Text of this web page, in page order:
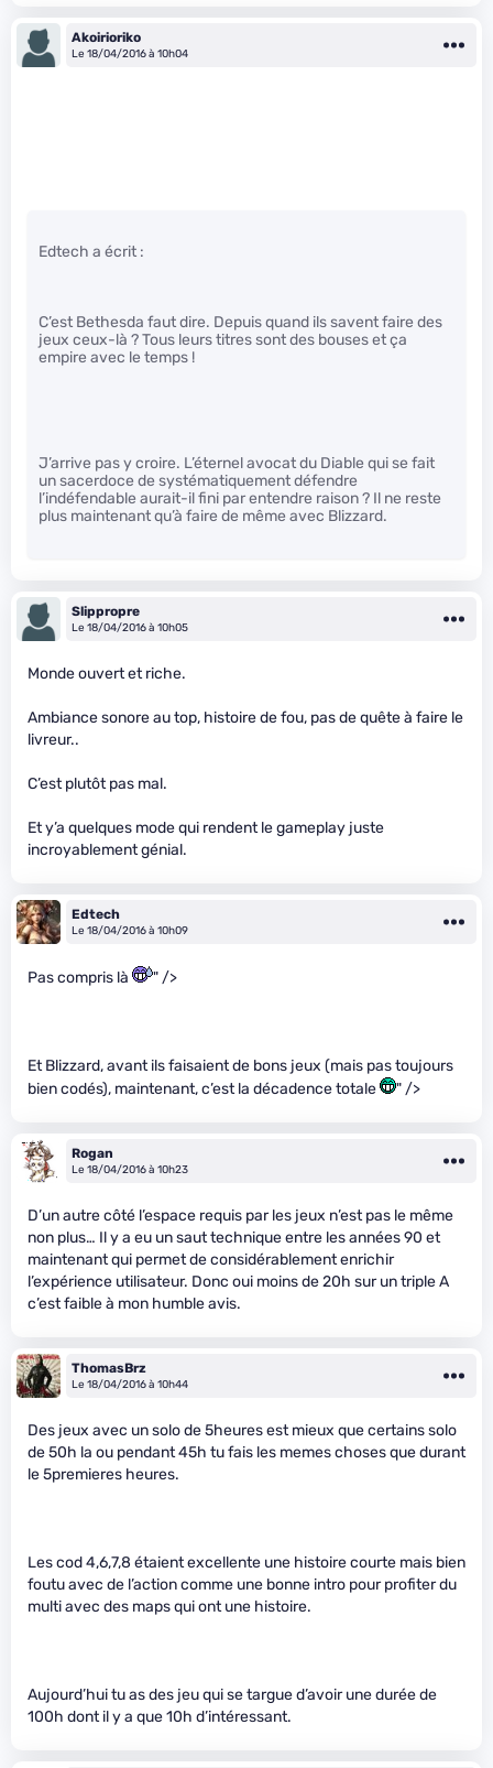
Akoirioriko
Le 18/04/2016 à 10h04
Edtech a écrit :
C’est Bethesda faut dire. Depuis quand ils savent faire des
jeux ceux-là ? Tous leurs titres sont des bouses et ça
empire avec le temps !
J’arrive pas y croire. L’éternel avocat du Diable qui se fait
un sacerdoce de systématiquement défendre
l’indéfendable aurait-il fini par entendre raison ? Il ne reste
plus maintenant qu’à faire de même avec Blizzard.
Slippropre
Le 18/04/2016 à 10h05
Monde ouvert et riche.
Ambiance sonore au top, histoire de fou, pas de quête à faire le
livreur..
C’est plutôt pas mal.
Et y’a quelques mode qui rendent le gameplay juste
incroyablement génial.
Edtech
Le 18/04/2016 à 10h09
Pas compris là " />
Et Blizzard, avant ils faisaient de bons jeux (mais pas toujours
bien codés), maintenant, c’est la décadence totale
" />
Rogan
Le 18/04/2016 à 10h23
D’un autre côté l’espace requis par les jeux n’est pas le même
non plus… Il y a eu un saut technique entre les années 90 et
maintenant qui permet de considérablement enrichir
l’expérience utilisateur. Donc oui moins de 20h sur un triple A
c’est faible à mon humble avis.
ThomasBrz
Le 18/04/2016 à 10h44
Des jeux avec un solo de 5heures est mieux que certains solo
de 50h la ou pendant 45h tu fais les memes choses que durant
le 5premieres heures.
Les cod 4,6,7,8 étaient excellente une histoire courte mais bien
foutu avec de l’action comme une bonne intro pour profiter du
multi avec des maps qui ont une histoire.
Aujourd’hui tu as des jeu qui se targue d’avoir une durée de
100h dont il y a que 10h d’intéressant.